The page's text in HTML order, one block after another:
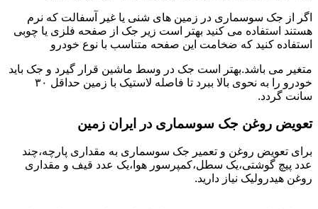
اگر از جک سوسماری در زمین های شنی یا غیر آسفالت که نرم
هستند استفاده می کنید بهتر است زیر جک از صفحه فلزی یا چوبی
استفاده کنید که ضخامت این صفحه متناسب با نوع خودرو
متغیر می باشد.بهتر است جک در وسط ماشین قرار گیرد و جک باید
خودرو را به نحوی بالا ببرد تا فاصله لاستیک با زمین حداقل ۳۰
سانت گردد.
تعویض روغن جک سوسماری در ایران زمین
برای تعویض روغن و تعمیر جک سوسماری به مقداری پارچه،چند
عدد پیچ گوشتی،یک سطل،کمپرسور هوا،یک عدد قیف و مقداری
روغن هیدرولیک نیاز دارید.